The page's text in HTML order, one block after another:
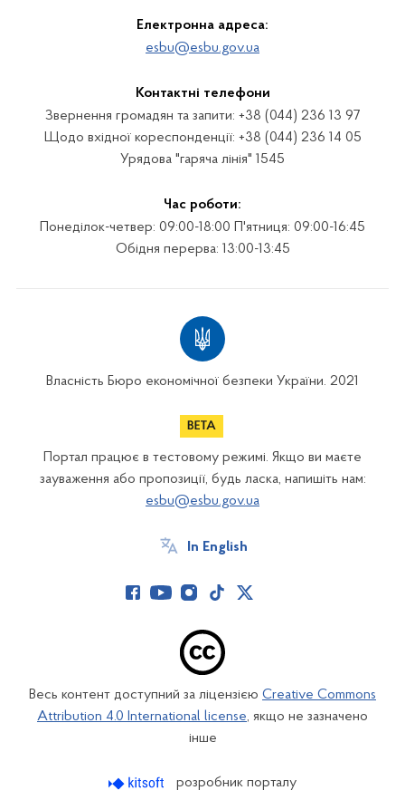
Електронна адреса:
esbu@esbu.gov.ua
Контактні телефони
Звернення громадян та запити: +38 (044) 236 13 97
Щодо вхідної кореспонденції: +38 (044) 236 14 05
Урядова "гаряча лінія" 1545
Час роботи:
Понеділок-четвер: 09:00-18:00 П'ятниця: 09:00-16:45
Обідня перерва: 13:00-13:45
Власність Бюро економічної безпеки України. 2021
Портал працює в тестовому режимі. Якщо ви маєте
зауваження або пропозиції, будь ласка, напишіть нам:
esbu@esbu.gov.ua
In English
Весь контент доступний за ліцензією Creative Commons
Attribution 4.0 International license, якщо не зазначено
інше
розробник порталу